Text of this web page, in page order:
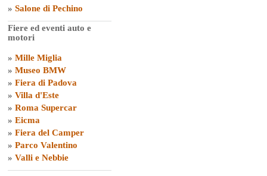
» Salone di Pechino
Fiere ed eventi auto e
motori
» Mille Miglia
» Museo BMW
» Fiera di Padova
» Villa d'Este
» Roma Supercar
» Eicma
» Fiera del Camper
» Parco Valentino
» Valli e Nebbie